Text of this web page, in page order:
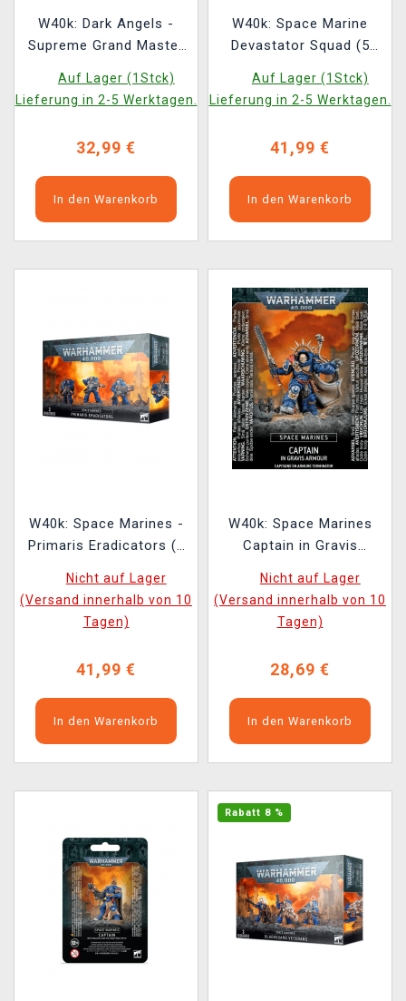
W40k: Dark Angels -
Supreme Grand Master
Auf Lager (1Stck)
Lieferung in 2-5 Werktagen.
32,99 €
In den Warenkorb
W40k: Space Marine
Devastator Squad (5
Auf Lager (1Stck)
Lieferung in 2-5 Werktagen.
41,99 €
In den Warenkorb
W40k: Space Marines -
Primaris Eradicators (3
Nicht auf Lager
(Versand innerhalb von 10
Tagen)
41,99 €
In den Warenkorb
W40k: Space Marines
Captain in Gravis
Nicht auf Lager
(Versand innerhalb von 10
Tagen)
28,69 €
In den Warenkorb
Rabatt 8 %